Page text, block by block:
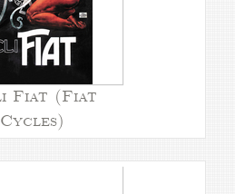
Fiat (Fiat
Cycles)